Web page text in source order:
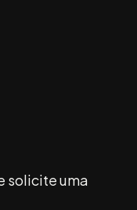
solicite uma